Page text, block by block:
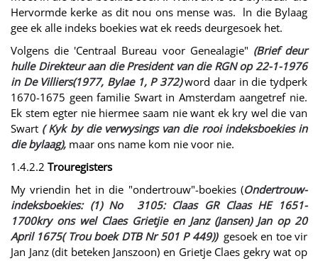
Hervormde kerke as dit nou ons mense was. ln die Bylaag
gee ek alle indeks boekies wat ek reeds deurgesoek het.
Volgens die 'Centraal Bureau voor Genealagie" (Brief deur
hulle Direkteur aan die President van die RGN op 22-1-1976
in De Villiers(1977, Bylae 1, P 372)word daar in die tydperk
1670-1675 geen familie Swart in Amsterdam aangetref nie.
Ek stem egter nie hiermee saam nie want ek kry wel die van
Swart ( Kyk by die verwysings van die rooi indeksboekies in
die bylaag), maar ons name kom nie voor nie.
1.4.2.2 Trouregisters
My vriendin het in die "ondertrouw"-boekies (Ondertrouw-
indeksboekies: (1) No 3105: Claas GR Claas HE 1651-
1700kry ons wel Claes Grietjie en Janz (Jansen) Jan op 20
April 1675( Trou boek DTB Nr 501 P 449))gesoek en toe vir
Jan Janz (dit beteken Janszoon) en Grietje Claes gekry wat op